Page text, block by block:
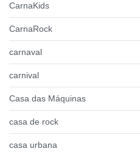
CarnaKids
CarnaRock
carnaval
carnival
Casa das Máquinas
casa de rock
casa urbana